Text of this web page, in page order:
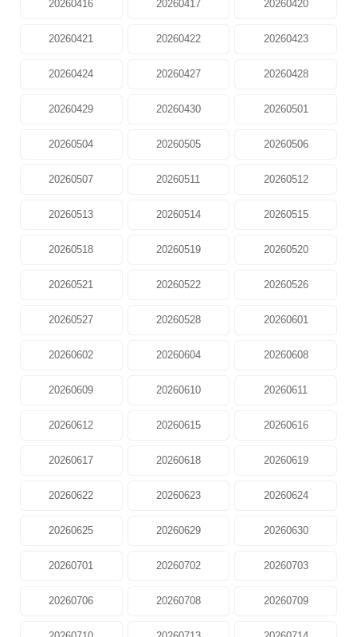
20260416 20260417 20260420
20260421 20260422 20260423
20260424 20260427 20260428
20260429 20260430 20260501
20260504 20260505 20260506
20260507 20260511 20260512
20260513 20260514 20260515
20260518 20260519 20260520
20260521 20260522 20260526
20260527 20260528 20260601
20260602 20260604 20260608
20260609 20260610 20260611
20260612 20260615 20260616
20260617 20260618 20260619
20260622 20260623 20260624
20260625 20260629 20260630
20260701 20260702 20260703
20260706 20260708 20260709